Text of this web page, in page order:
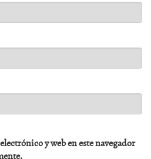
y web en este navegador